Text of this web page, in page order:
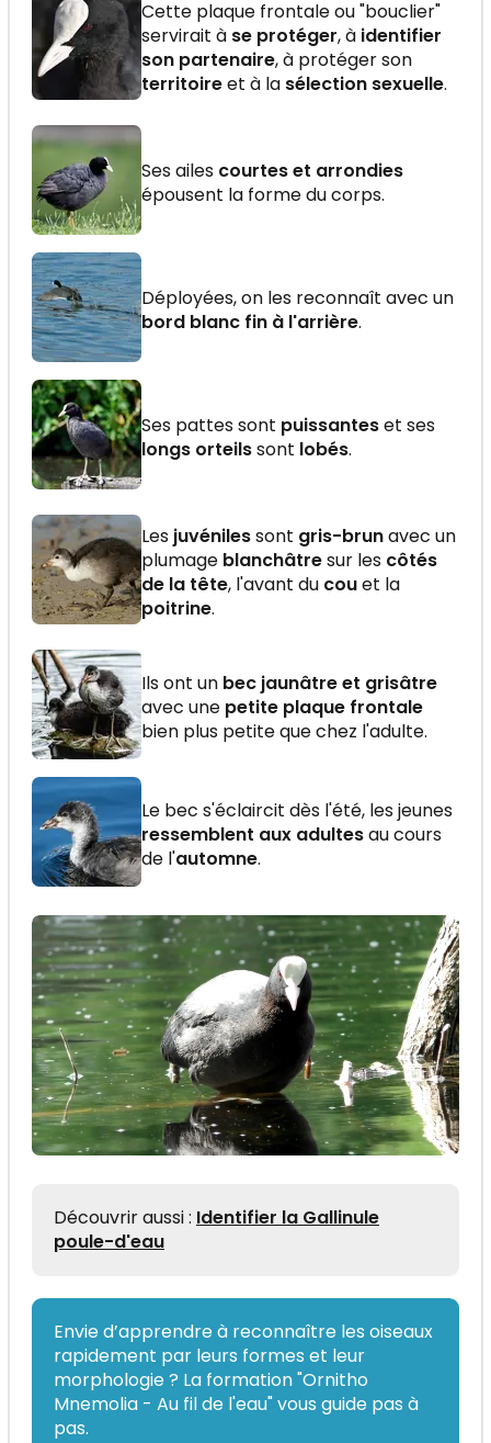
Cette plaque frontale ou "bouclier"
servirait à se protéger, à identifier
son partenaire, à protéger son
territoireet à la sélection sexuelle.
Ses ailes courtes et arrondies
épousent la forme du corps.
Déployées, on les reconnaît avec un
bord blanc fin à l'arrière.
Ses pattes sont puissanteset ses
longs orteilssont lobés.
Les juvénilessont gris-brunavec un
plumage blanchâtresur les côtés
de la tête, l'avant du couet la
poitrine.
Ils ont un bec jaunâtre et grisâtre
avec une petite plaque frontale
bien plus petite que chez l'adulte.
Le bec s'éclaircit dès l'été, les jeunes
ressemblent aux adultesau cours
de l'automne.
Découvrir aussi : Identifier la Gallinule
poule-d'eau
Envie d’apprendre à reconnaître les oiseaux
rapidement par leurs formes et leur
morphologie ? La formation "Ornitho
Mnemolia - Au fil de l'eau" vous guide pas à
pas.